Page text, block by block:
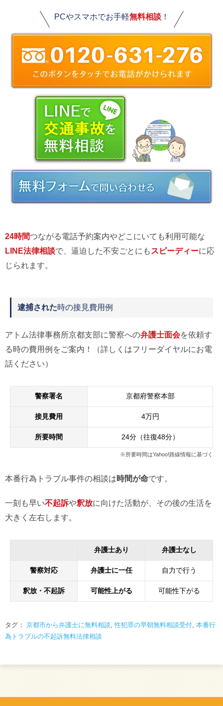
PCやスマホでお手軽無料相談！
24時間つながる電話予約案内やどこにいても利用可能な
LINE法律相談で、逼迫した不安ごとにも スピーディーに応
じられます。
逮捕された時の接見費用例
アトム法律事務所京都支部に警察への弁護士面会を依頼す
る時の費用例をご案内！（詳しくはフリーダイヤルにお電
話ください）
警察署名 京都府警察本部
接見費用 4万円
所要時間 24分（往復48分）
※所要時間はYahoo!路線情報に基づく
本番行為トラブル事件の相談は時間が命です。
一刻も早い不起訴や釈放に向けた活動が、その後の生活を
大きく左右します。
弁護士あり 弁護士なし
警察対応 弁護士に一任 自力で行う
釈放・不起訴 可能性上がる 可能性下がる
タグ： 京都市から弁護士に無料相談,性犯罪の早朝無料相談受付, 本番行
為トラブルの不起訴無料法律相談